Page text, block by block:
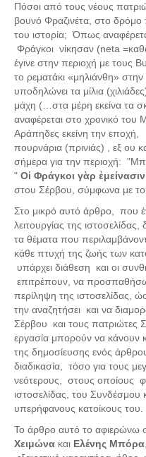
Πόσοι από τους νέους
βουνό Φραζινέτα, στο δρόμο
του ιστορία; Όπως
Φράγκοι νίκησαν (neta
έγινε στην περιοχή με τους
το ρεματάκι «μηλιάνθη»
υποδηλώνει τα μίλια
μάχη (…στα μέρη εκείνα τα
αναφέρεται στο χρονικό
Αράπηδες εκείνη την
πουρνάρια (πρινιάς) , εξ ου
σήμερα για την περιοχή:
" Οἱ Φράγκοι γὰρ ἐμείνασιν
στου Σέρβου, σύμφωνα με το
Στο μικρό αυτό άρθρο, που
λειτουργίας της
τα θέματα που
κάθε πτυχή της ζωής των
υπάρχει διάθεση και οι
επιτρέπουν, να
περίληψη της ιστοσελίδας,
την αναζητήσει και να
Σέρβου και τους πατριώτες
εργασία μπορούν να κάνουν
της δημοσίευσης ενός
διαδικασία, τόσο για τους
νεότερους, στους οποίους
ιστοσελίδας, του Συνδέσμου
υπερήφανους κατοίκους του.
Το άρθρο αυτό το αφιερώνω
Χειμώνα και Ελένης Μπόρα